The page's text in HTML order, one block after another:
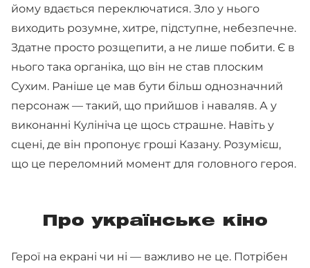
йому вдається переключатися. Зло у нього
виходить розумне, хитре, підступне, небезпечне.
Здатне просто розщепити, а не лише побити. Є в
нього така органіка, що він не став плоским
Сухим. Раніше це мав бути більш однозначний
персонаж — такий, що прийшов і наваляв. А у
виконанні Кулініча це щось страшне. Навіть у
сцені, де він пропонує гроші Казану. Розумієш,
що це переломний момент для головного героя.
Про українське кіно
Герої на екрані чи ні — важливо не це. Потрібен